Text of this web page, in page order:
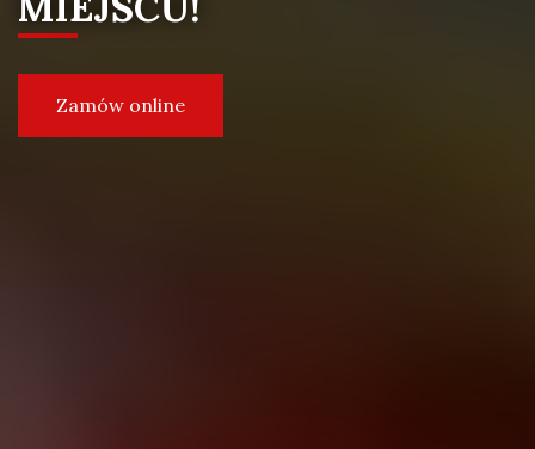
Zamów online